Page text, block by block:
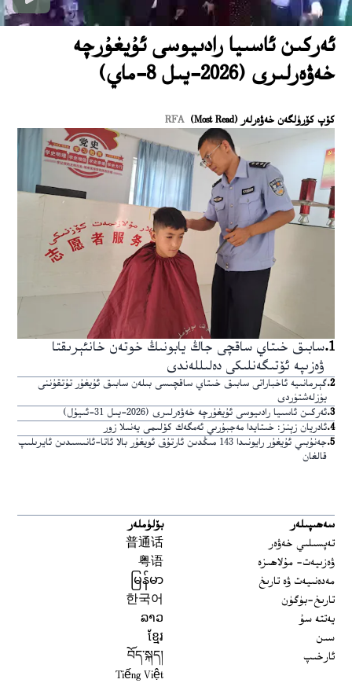
ئەركىن ئاسىيا رادىيوسى ئۇيغۇرچە
خەۋەرلىرى (2026-يىل 8-ماي)
كۆپ كۆرۈلگەن خەۋەرلەر (Most Read) RFA
1
.سابىق خىتاي ساقچى جاڭ يابونىڭ خوتەن خانئېرىقتا
ۋەزىپە ئۆتىگەنلىكى دەلىللەندى
2
.گېرمانىيە ئاخباراتى سابىق خىتاي ساقچىسى بىلەن سابىق ئۇيغۇر تۇتقۇننى
يۈزلەشتۈردى
3
.ئەركىن ئاسىيا رادىيوسى ئۇيغۇرچە خەۋەرلىرى (2026-يىل 31-ئىيۇل)
4
.ئادريان زېنز: خىتايدا مەجبۇرىي ئەمگەك كۆلىمى يەنىلا زور
5
.
جەنۇبىي ئۇيغۇر رايونىدا 143 مىڭدىن ئارتۇق ئويغۇر بالا ئاتا-ئانىسىدىن ئايرىلىپ
قالغان
سەھىپىلەر
تەپسىلىي خەۋەر
ۋەزىيەت- مۇلاھىزە
مەدەنىيەت ۋە تارىخ
تارىخ-بۈگۈن
يەتتە سۇ
سىن
ئارخىپ
بۆلۈملەر
普通话
粤语
မြန်မာ
한국어
ລາວ
ខ្មែរ
བོད་སྐད།
Tiếng Việt